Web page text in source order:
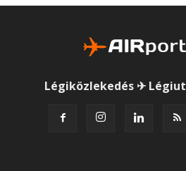
Légiközlekedés ✈